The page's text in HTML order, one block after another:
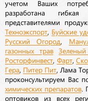
учетом Ваших
разработана
представителями
Техноэкспорт Буйские
Русский Огород
газонных трав
Росторфинвест Фарт,
Гера Питер Пит , Лама
проконсультируем Вас
химических препаратов.
оптовиков из всех